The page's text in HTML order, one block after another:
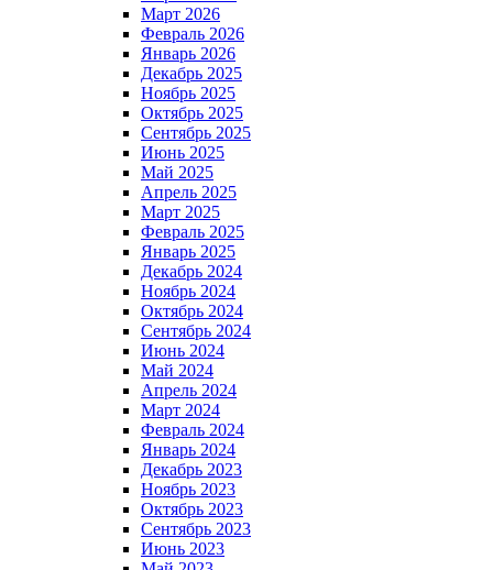
Март 2026
Февраль 2026
Январь 2026
Декабрь 2025
Ноябрь 2025
Октябрь 2025
Сентябрь 2025
Июнь 2025
Май 2025
Апрель 2025
Март 2025
Февраль 2025
Январь 2025
Декабрь 2024
Ноябрь 2024
Октябрь 2024
Сентябрь 2024
Июнь 2024
Май 2024
Апрель 2024
Март 2024
Февраль 2024
Январь 2024
Декабрь 2023
Ноябрь 2023
Октябрь 2023
Сентябрь 2023
Июнь 2023